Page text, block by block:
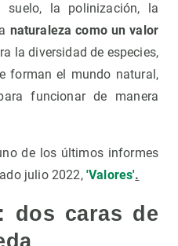
la polinización, la
naturaleza como un valor
la diversidad de especies,
forman el mundo natural,
funcionar de manera
de los últimos informes
julio 2022, 'Valores'.
dos caras de